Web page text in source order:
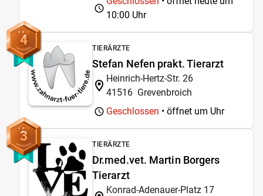
10:00 Uhr
4 TIERÄRZTE
Stefan Nefen prakt. Tierarzt
Heinrich-Hertz-Str. 26
41516 Grevenbroich
Geschlossen • öffnet um Uhr
3 TIERÄRZTE
Dr.med.vet. Martin Borgers
Tierarzt
Konrad-Adenauer-Platz 17